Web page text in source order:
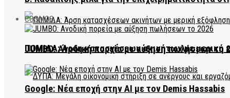
ΠΟΜΙΔΑ: Άρση κατασχέσεων ακινήτων με μερική
COSMOS
JUMBO: Ανοδική πορεία με αύξηση πωλήσεων το
Google: Νέα εποχή στην AI με τον Demis Hassabis